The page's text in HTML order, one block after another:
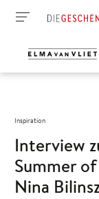
Inspiration
Interview
Summer
Nina